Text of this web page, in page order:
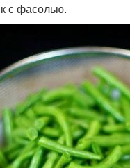
с фасолью.